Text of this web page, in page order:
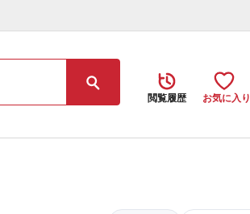
閲覧履歴 お気に入り